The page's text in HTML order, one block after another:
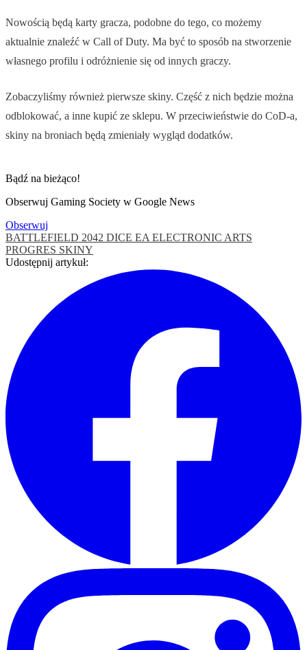
Nowością będą karty gracza, podobne do tego, co możemy
aktualnie znaleźć w Call of Duty. Ma być to sposób na stworzenie
własnego profilu i odróżnienie się od innych graczy.
Zobaczyliśmy również pierwsze skiny. Część z nich będzie można
odblokować, a inne kupić ze sklepu. W przeciwieństwie do CoD-a,
skiny na broniach będą zmieniały wygląd dodatków.
Bądź na bieżąco!
Obserwuj Gaming Society w Google News
Obserwuj
BATTLEFIELD 2042 DICE EA ELECTRONIC ARTS
PROGRES SKINY
Udostępnij artykuł: